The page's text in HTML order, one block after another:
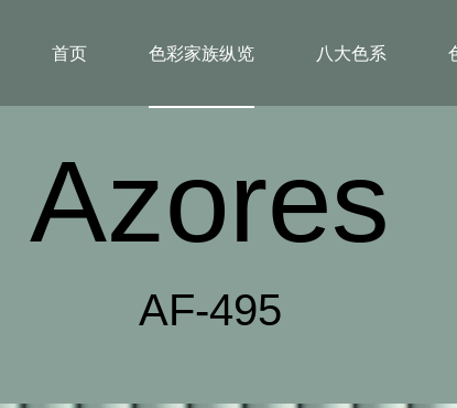
首页 色彩家族纵览 八大色系
Azores
AF-495